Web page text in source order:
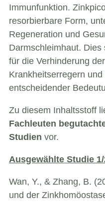
Immunfunktion.
resorbierbare Form,
Regeneration und
Darmschleimhaut.
für die Verhinderung
Krankheitserregern
entscheidender
Zu diesem Inhaltsstoff
Fachleuten
Studien vor.
Ausgewählte Studie
Wan, Y., & Zhang, B.
und der